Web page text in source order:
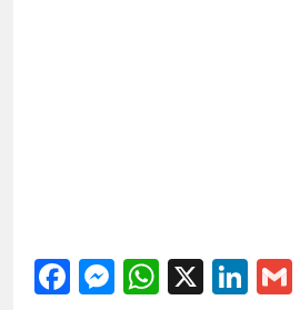
Facebook
Messenger
X